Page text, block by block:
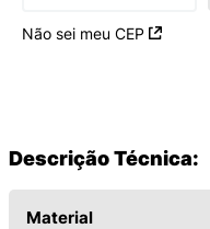
Não sei meu CEP
Descrição Técnica:
Material